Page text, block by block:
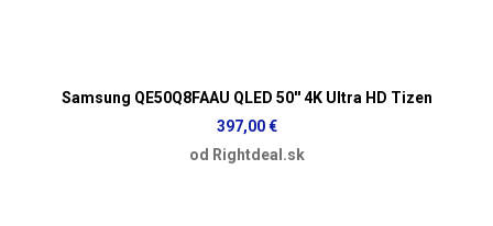
Samsung QE50Q8FAAU QLED 50'' 4K Ultra HD Tizen
397,00 €
od Rightdeal.sk